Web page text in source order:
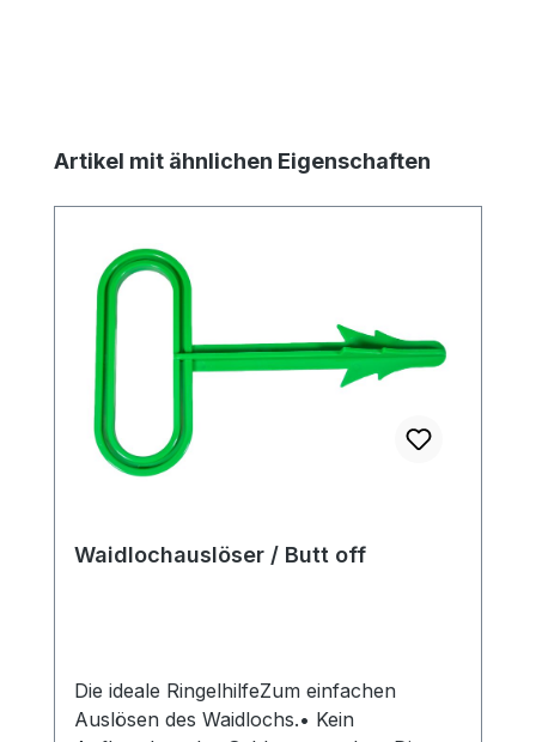
Produktgalerie überspringen
Artikel mit ähnlichen Eigenschaften
Waidlochauslöser / Butt off
Die ideale RingelhilfeZum einfachen
Auslösen des Waidlochs.• Kein